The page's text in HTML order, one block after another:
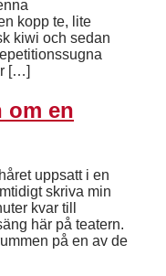
kopp te, lite
kiwi och sedan
[…]
om en
uppsatt i en
skriva min
kvar till
här på teatern.
på en av de